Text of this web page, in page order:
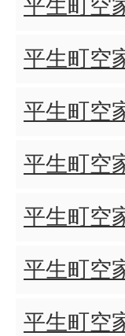
平生町空
平生町空
平生町空
平生町空
平生町空
平生町空
平生町空